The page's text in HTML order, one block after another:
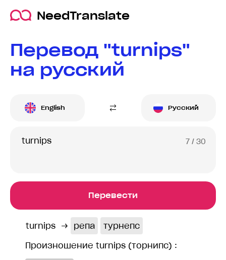
NeedTranslate
Перевод "turnips"
на русский
English Русский
7 / 30
Перевести
turnips → репа
турнепс
Произношение turnips (торнипс) :